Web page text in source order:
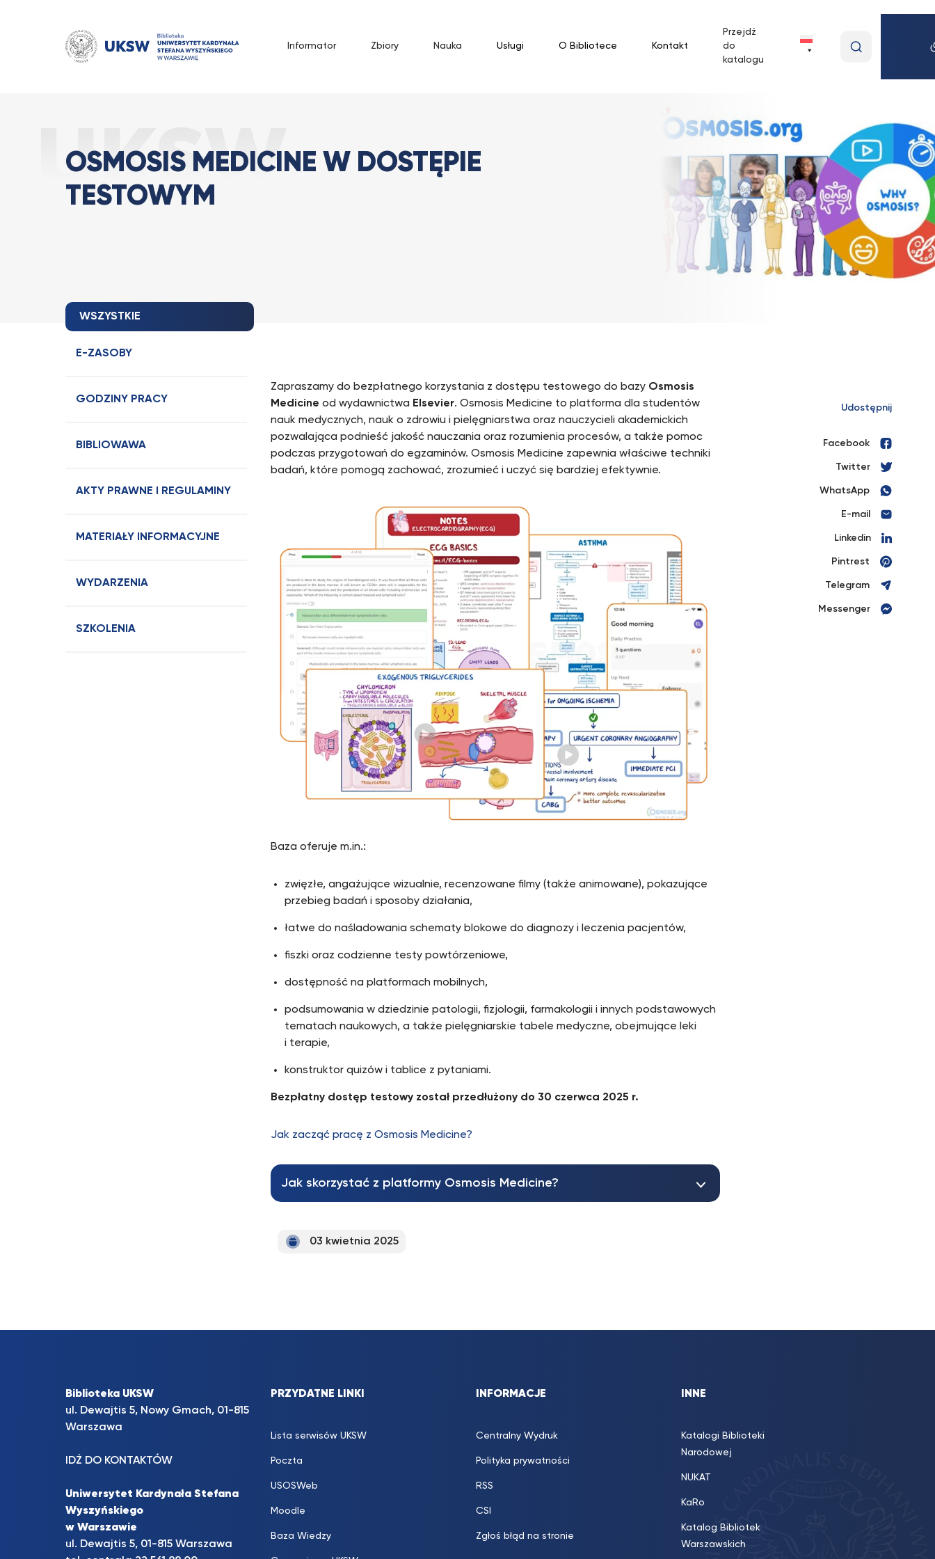
Informator Zbiory Nauka Usługi O Bibliotece Kontakt
Przejdź
do
katalogu
OSMOSIS MEDICINE W DOSTĘPIE
TESTOWYM
WSZYSTKIE
E-ZASOBY
GODZINY PRACY
BIBLIOWAWA
AKTY PRAWNE I REGULAMINY
MATERIAŁY INFORMACYJNE
WYDARZENIA
SZKOLENIA
Zapraszamy do bezpłatnego korzystania z dostępu testowego do bazy Osmosis
Medicine od wydawnictwa Elsevier. Osmosis Medicine to platforma dla studentów
nauk medycznych, nauk o zdrowiu i pielęgniarstwa oraz nauczycieli akademickich
pozwalająca podnieść jakość nauczania oraz rozumienia procesów, a także pomoc
podczas przygotowań do egzaminów. Osmosis Medicine zapewnia właściwe techniki
badań, które pomogą zachować, zrozumieć i uczyć się bardziej efektywnie.
Baza oferuje m.in.:
zwięzłe, angażujące wizualnie, recenzowane filmy (także animowane), pokazujące
przebieg badań i sposoby działania,
łatwe do naśladowania schematy blokowe do diagnozy i leczenia pacjentów,
fiszki oraz codzienne testy powtórzeniowe,
dostępność na platformach mobilnych,
podsumowania w dziedzinie patologii, fizjologii, farmakologii i innych podstawowych
tematach naukowych, a także pielęgniarskie tabele medyczne, obejmujące leki
i terapie,
konstruktor quizów i tablice z pytaniami.
Bezpłatny dostęp testowy został przedłużony do 30 czerwca 2025 r.
Jak zacząć pracę z Osmosis Medicine?
Jak skorzystać z platformy Osmosis Medicine?
03 kwietnia 2025
Udostępnij
Facebook
Twitter
WhatsApp
E-mail
Linkedin
Pintrest
Telegram
Messenger
Biblioteka UKSW
ul. Dewajtis 5, Nowy Gmach, 01-815
Warszawa
IDŹ DO KONTAKTÓW
Uniwersytet Kardynała Stefana
Wyszyńskiego
w Warszawie
ul. Dewajtis 5, 01-815 Warszawa
PRZYDATNE LINKI
Lista serwisów UKSW
Poczta
USOSWeb
Moodle
Baza Wiedzy
INFORMACJE
Centralny Wydruk
Polityka prywatności
RSS
CSI
Zgłoś błąd na stronie
INNE
Katalogi Biblioteki
Narodowej
NUKAT
KaRo
Katalog Bibliotek
Warszawskich